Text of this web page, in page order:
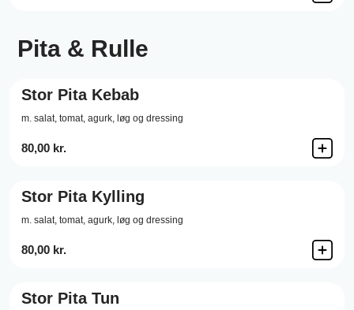
Pita & Rulle
Stor Pita Kebab
m. salat, tomat, agurk, løg og dressing
80,00 kr.
Stor Pita Kylling
m. salat, tomat, agurk, løg og dressing
80,00 kr.
Stor Pita Tun